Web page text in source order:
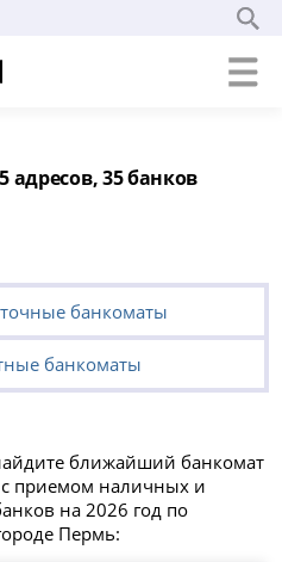
35 банков
банкоматы
банкоматы
ближайший банкомат
с приемом наличных и
на 2026 год по
Пермь: